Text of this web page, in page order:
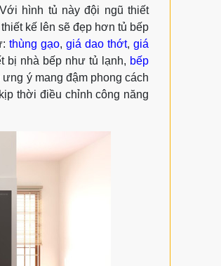
hình tủ này đội ngũ thiết
kế lên sẽ đẹp hơn tủ bếp
thùng gạo,giá dao thớt,giá
bị nhà bếp như tủ lạnh, bếp
ý mang đậm phong cách
thời điều chỉnh công năng